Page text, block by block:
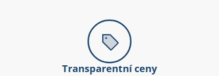
Transparentní ceny